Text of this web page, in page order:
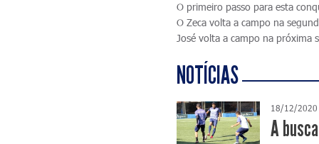
O primeiro passo para esta
O Zeca volta a campo na
José volta a campo na próxima
NOTÍCIAS
18/12/2020
A